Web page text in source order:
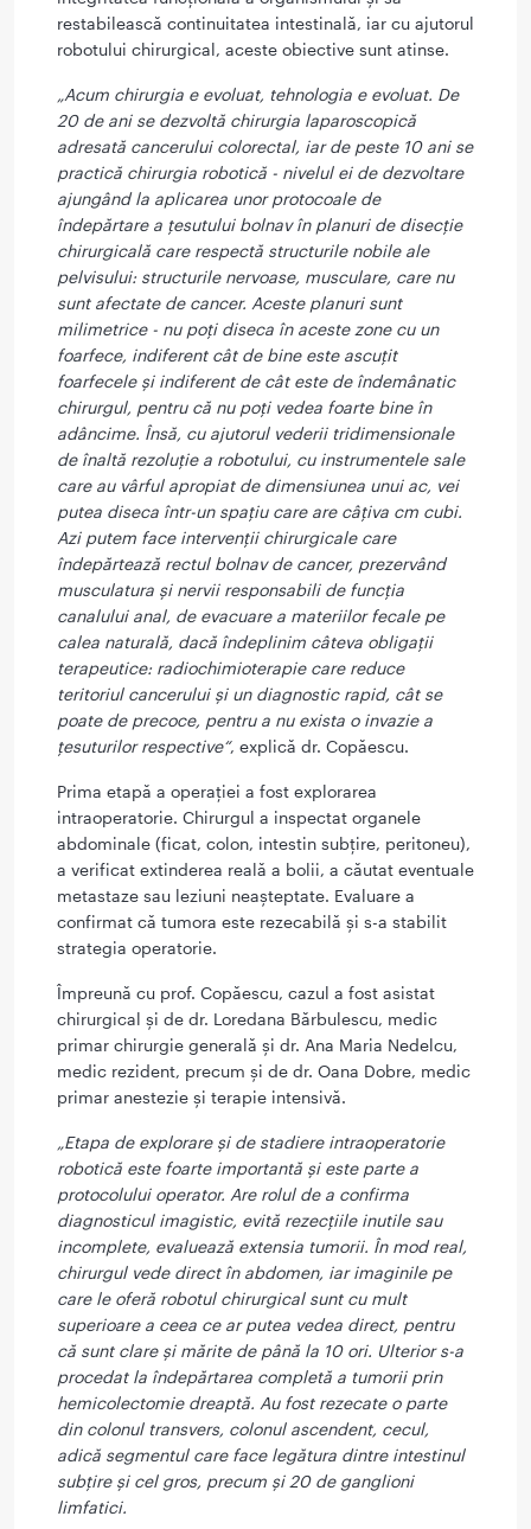
restabilească continuitatea intestinală, iar cu ajutorul
robotului chirurgical, aceste obiective sunt atinse.
„Acum chirurgia e evoluat, tehnologia e evoluat. De
20 de ani se dezvoltă chirurgia laparoscopică
adresată cancerului colorectal, iar de peste 10 ani se
practică chirurgia robotică - nivelul ei de dezvoltare
ajungând la aplicarea unor protocoale de
îndepărtare a țesutului bolnav în planuri de disecție
chirurgicală care respectă structurile nobile ale
pelvisului: structurile nervoase, musculare, care nu
sunt afectate de cancer. Aceste planuri sunt
milimetrice - nu poți diseca în aceste zone cu un
foarfece, indiferent cât de bine este ascuțit
foarfecele și indiferent de cât este de îndemânatic
chirurgul, pentru că nu poți vedea foarte bine în
adâncime. Însă, cu ajutorul vederii tridimensionale
de înaltă rezoluție a robotului, cu instrumentele sale
care au vârful apropiat de dimensiunea unui ac, vei
putea diseca într-un spațiu care are câțiva cm cubi.
Azi putem face intervenții chirurgicale care
îndepărtează rectul bolnav de cancer, prezervând
musculatura și nervii responsabili de funcția
canalului anal, de evacuare a materiilor fecale pe
calea naturală, dacă îndeplinim câteva obligații
terapeutice: radiochimioterapie care reduce
teritoriul cancerului și un diagnostic rapid, cât se
poate de precoce, pentru a nu exista o invazie a
țesuturilor respective“, explică dr. Copăescu.
Prima etapă a operației a fost explorarea
intraoperatorie. Chirurgul a inspectat organele
abdominale (ficat, colon, intestin subțire, peritoneu),
a verificat extinderea reală a bolii, a căutat eventuale
metastaze sau leziuni neașteptate. Evaluare a
confirmat că tumora este rezecabilă și s-a stabilit
strategia operatorie.
Împreună cu prof. Copăescu, cazul a fost asistat
chirurgical și de dr. Loredana Bărbulescu, medic
primar chirurgie generală și dr. Ana Maria Nedelcu,
medic rezident, precum și de dr. Oana Dobre, medic
primar anestezie și terapie intensivă.
„Etapa de explorare și de stadiere intraoperatorie
robotică este foarte importantă și este parte a
protocolului operator. Are rolul de a confirma
diagnosticul imagistic, evită rezecțiile inutile sau
incomplete, evaluează extensia tumorii. În mod real,
chirurgul vede direct în abdomen, iar imaginile pe
care le oferă robotul chirurgical sunt cu mult
superioare a ceea ce ar putea vedea direct, pentru
că sunt clare și mărite de până la 10 ori. Ulterior s-a
procedat la îndepărtarea completă a tumorii prin
hemicolectomie dreaptă. Au fost rezecate o parte
din colonul transvers, colonul ascendent, cecul,
adică segmentul care face legătura dintre intestinul
subțire și cel gros, precum și 20 de ganglioni
limfatici.